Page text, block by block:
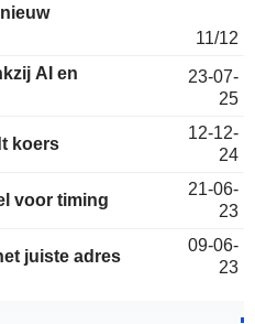
11/12
AI en
23-07-
25
koers
12-12-
24
voor timing
21-06-
23
juiste adres
09-06-
23